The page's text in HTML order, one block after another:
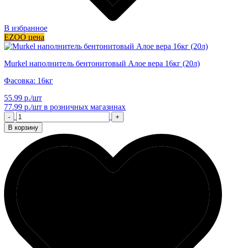
В избранное
EZOO цена
Murkel наполнитель бентонитовый Алое вера 16кг (20л)
Фасовка: 16кг
55.99 р./шт
77.99 р./шт в розничных магазинах
-
+
В корзину